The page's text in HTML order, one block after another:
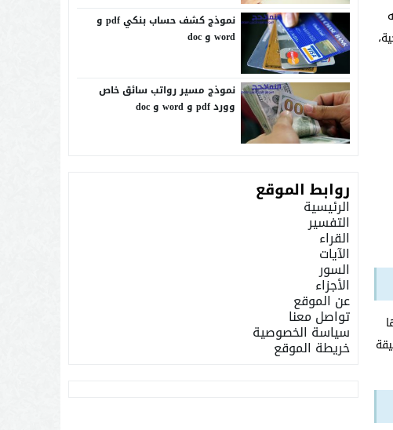
نموذج كشف حساب بنكي pdf و
word و doc
نموذج مسير رواتب سائق خاص
وورد pdf و word و doc
روابط الموقع
الرئيسية
التفسير
القراء
الآيات
السور
الأجزاء
عن الموقع
تواصل معنا
سياسة الخصوصية
خريطة الموقع